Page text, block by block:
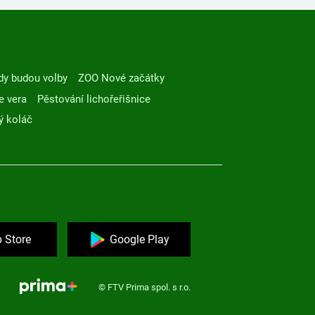
budou volby
ZOO Nové začátky
vera
Pěstování lichořeřišnice
koláč
Store Google Play
© FTV Prima spol. s r.o.